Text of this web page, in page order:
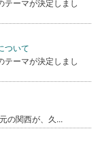
ーマが決定しまし
ついて
ーマが決定しまし
の関西が、久...